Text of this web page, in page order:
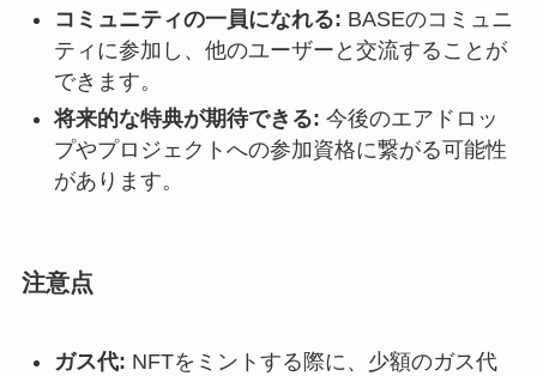
コミュニティの一員になれる: BASEのコミュニ
ティに参加し、他のユーザーと交流することが
できます。
将来的な特典が期待できる: 今後のエアドロッ
プやプロジェクトへの参加資格に繋がる可能性
があります。
注意点
ガス代: NFTをミントする際に、少額のガス代